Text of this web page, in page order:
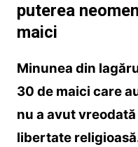
puterea
maici
Minunea din
30 de maici care
nu a avut vreodată
libertate